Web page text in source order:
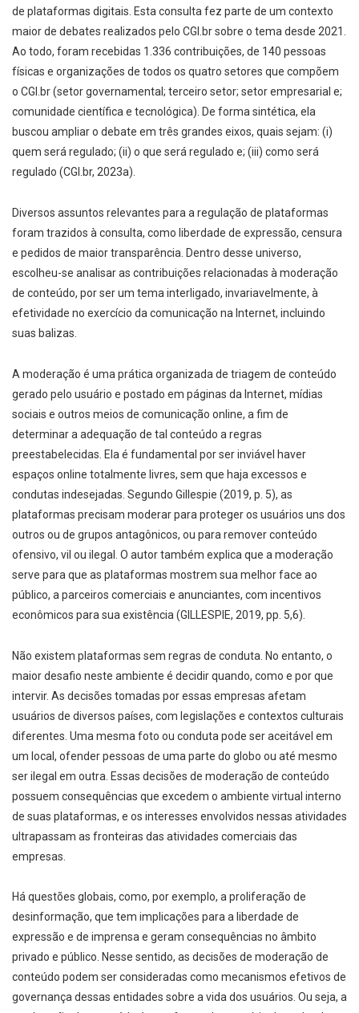
de plataformas digitais. Esta consulta fez parte de um contexto
maior de debates realizados pelo CGI.br sobre o tema desde 2021.
Ao todo, foram recebidas 1.336 contribuições, de 140 pessoas
físicas e organizações de todos os quatro setores que compõem
o CGI.br (setor governamental; terceiro setor; setor empresarial e;
comunidade científica e tecnológica). De forma sintética, ela
buscou ampliar o debate em três grandes eixos, quais sejam: (i)
quem será regulado; (ii) o que será regulado e; (iii) como será
regulado (CGI.br, 2023a).
Diversos assuntos relevantes para a regulação de plataformas
foram trazidos à consulta, como liberdade de expressão, censura
e pedidos de maior transparência. Dentro desse universo,
escolheu-se analisar as contribuições relacionadas à moderação
de conteúdo, por ser um tema interligado, invariavelmente, à
efetividade no exercício da comunicação na Internet, incluindo
suas balizas.
A moderação é uma prática organizada de triagem de conteúdo
gerado pelo usuário e postado em páginas da Internet, mídias
sociais e outros meios de comunicação online, a fim de
determinar a adequação de tal conteúdo a regras
preestabelecidas. Ela é fundamental por ser inviável haver
espaços online totalmente livres, sem que haja excessos e
condutas indesejadas. Segundo Gillespie (2019, p. 5), as
plataformas precisam moderar para proteger os usuários uns dos
outros ou de grupos antagônicos, ou para remover conteúdo
ofensivo, vil ou ilegal. O autor também explica que a moderação
serve para que as plataformas mostrem sua melhor face ao
público, a parceiros comerciais e anunciantes, com incentivos
econômicos para sua existência (GILLESPIE, 2019, pp. 5,6).
Não existem plataformas sem regras de conduta. No entanto, o
maior desafio neste ambiente é decidir quando, como e por que
intervir. As decisões tomadas por essas empresas afetam
usuários de diversos países, com legislações e contextos culturais
diferentes. Uma mesma foto ou conduta pode ser aceitável em
um local, ofender pessoas de uma parte do globo ou até mesmo
ser ilegal em outra. Essas decisões de moderação de conteúdo
possuem consequências que excedem o ambiente virtual interno
de suas plataformas, e os interesses envolvidos nessas atividades
ultrapassam as fronteiras das atividades comerciais das
empresas.
Há questões globais, como, por exemplo, a proliferação de
desinformação, que tem implicações para a liberdade de
expressão e de imprensa e geram consequências no âmbito
privado e público. Nesse sentido, as decisões de moderação de
conteúdo podem ser consideradas como mecanismos efetivos de
governança dessas entidades sobre a vida dos usuários. Ou seja, a